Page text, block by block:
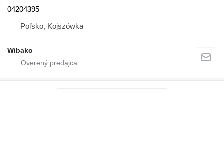
04204395
Poľsko, Kojszówka
Wibako